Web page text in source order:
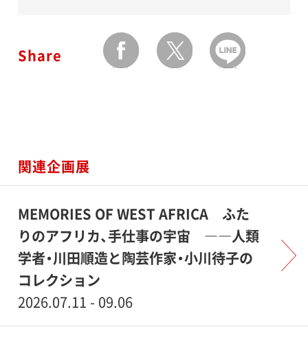
Share
facebook twitter LINEで送る
関連企画展
MEMORIES OF WEST AFRICA ふた
りのアフリカ、手仕事の宇宙 ――人類
学者・川田順造と陶芸作家・小川待子の
コレクション
2026.07.11 - 09.06